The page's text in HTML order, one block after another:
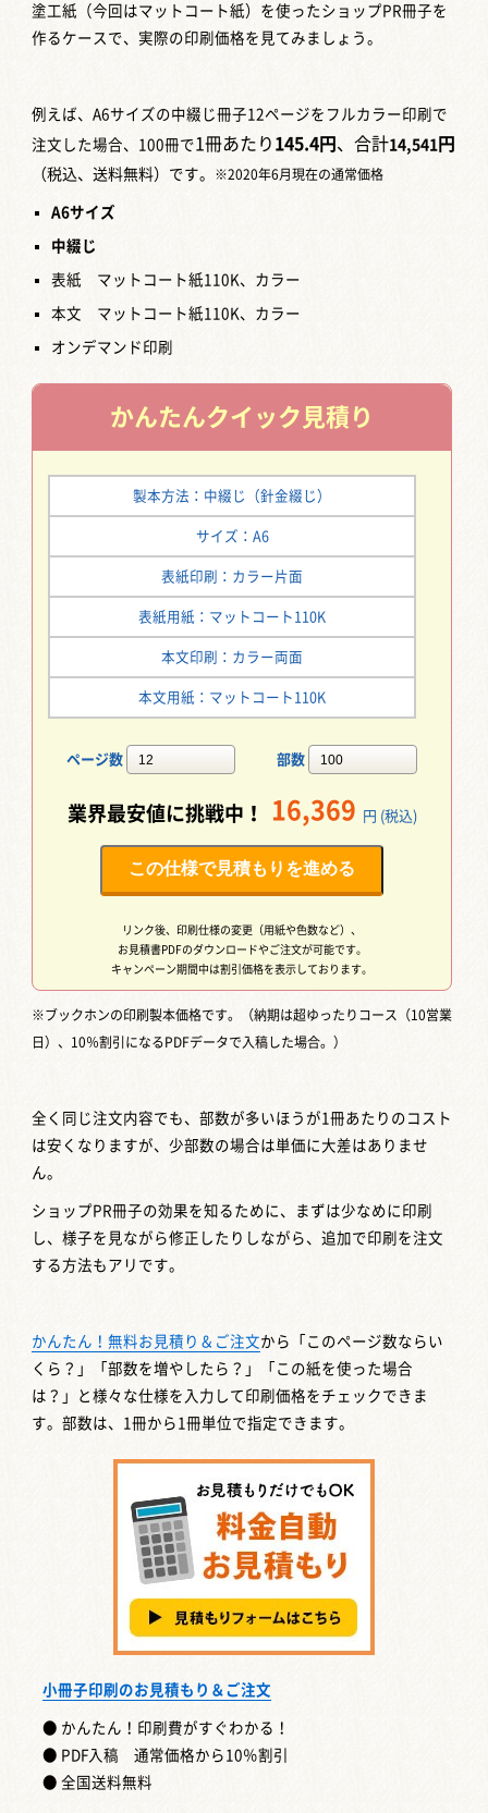
塗工紙（今回はマットコート紙）を使ったショップPR冊子を
作るケースで、実際の印刷価格を見てみましょう。
例えば、A6サイズの中綴じ冊子12ページをフルカラー印刷で
注文した場合、100冊で 1冊あたり 145.4円 、合計14,541 円
（税込、送料無料） です。 ※2020年6月現在の通常価格
A6サイズ
中綴じ
表紙 マットコート紙110K、カラー
本文 マットコート紙110K、カラー
オンデマンド印刷
かんたんクイック見積り
製本方法：中綴じ（針金綴じ）
サイズ：A6
表紙印刷：カラー片面
表紙用紙：マットコート110K
本文印刷：カラー両面
本文用紙：マットコート110K
ページ数 部数
業界最安値に挑戦中！ 16,369 円 (税込)
この仕様で見積もりを進める
リンク後、印刷仕様の変更（用紙や色数など）、
お見積書PDFのダウンロードやご注文が可能です。
キャンペーン期間中は割引価格を表示しております。
※ブックホンの印刷製本価格です。（納期は超ゆったりコース（10営業
日）、10％割引になるPDFデータで入稿した場合。）
全く同じ注文内容でも、部数が多いほうが1冊あたりのコスト
は安くなりますが、少部数の場合は単価に大差はありませ
ん。
ショップPR冊子の効果を知るために、まずは少なめに印刷
し、様子を見ながら修正したりしながら、追加で印刷を注文
する方法もアリです。
かんたん！無料お見積り＆ご注文から「このページ数ならい
くら？」「部数を増やしたら？」「この紙を使った場合
は？」と様々な仕様を入力して印刷価格をチェックできま
す。部数は、1冊から1冊単位で指定できます。
小冊子印刷のお見積もり＆ご注文
● かんたん！印刷費がすぐわかる！
● PDF入稿 通常価格から10％割引
● 全国送料無料